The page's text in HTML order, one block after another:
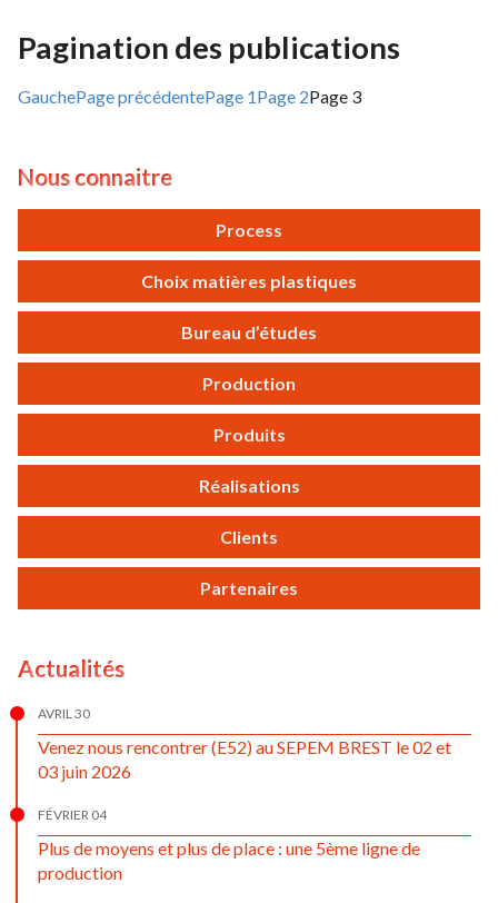
Pagination des publications
GauchePage précédentePage 1Page 2Page 3
Nous connaitre
Process
Choix matières plastiques
Bureau d’études
Production
Produits
Réalisations
Clients
Partenaires
Actualités
AVRIL 30
Venez nous rencontrer (E52) au SEPEM BREST le 02 et
03 juin 2026
FÉVRIER 04
Plus de moyens et plus de place : une 5ème ligne de
production